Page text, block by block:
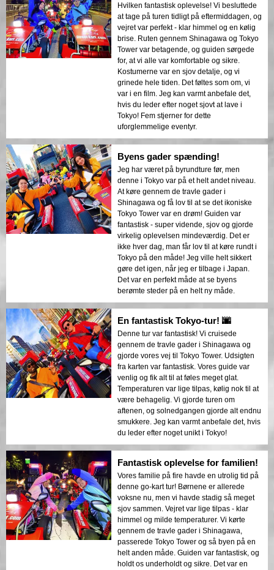
Hvilken fantastisk oplevelse! Vi besluttede
at tage på turen tidligt på eftermiddagen, og
vejret var perfekt - klar himmel og en kølig
brise. Ruten gennem Shinagawa og Tokyo
Tower var betagende, og guiden sørgede
for, at vi alle var komfortable og sikre.
Kostumerne var en sjov detalje, og vi
grinede hele tiden. Det føltes som om, vi
var i en film. Jeg kan varmt anbefale det,
hvis du leder efter noget sjovt at lave i
Tokyo! Fem stjerner for dette
uforglemmelige eventyr.
Byens gader spænding!
Jeg har været på byrundture før, men
denne i Tokyo var på et helt andet niveau.
At køre gennem de travle gader i
Shinagawa og få lov til at se det ikoniske
Tokyo Tower var en drøm! Guiden var
fantastisk - super vidende, sjov og gjorde
virkelig oplevelsen mindeværdig. Det er
ikke hver dag, man får lov til at køre rundt i
Tokyo på den måde! Jeg ville helt sikkert
gøre det igen, når jeg er tilbage i Japan.
Det var en perfekt måde at se byens
berømte steder på en helt ny måde.
En fantastisk Tokyo-tur! 🌆
Denne tur var fantastisk! Vi cruisede
gennem de travle gader i Shinagawa og
gjorde vores vej til Tokyo Tower. Udsigten
fra karten var fantastisk. Vores guide var
venlig og fik alt til at føles meget glat.
Temperaturen var lige tilpas, kølig nok til at
være behagelig. Vi gjorde turen om
aftenen, og solnedgangen gjorde alt endnu
smukkere. Jeg kan varmt anbefale det, hvis
du leder efter noget unikt i Tokyo!
Fantastisk oplevelse for familien!
Vores familie på fire havde en utrolig tid på
denne go-kart tur! Børnene er allerede
voksne nu, men vi havde stadig så meget
sjov sammen. Vejret var lige tilpas - klar
himmel og milde temperaturer. Vi kørte
gennem de travle gader i Shinagawa,
passerede Tokyo Tower og så byen på en
helt anden måde. Guiden var fantastisk, og
holdt os underholdt og sikre. Det var en